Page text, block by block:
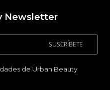
Newsletter
SUSCRÍBETE
de Urban Beauty